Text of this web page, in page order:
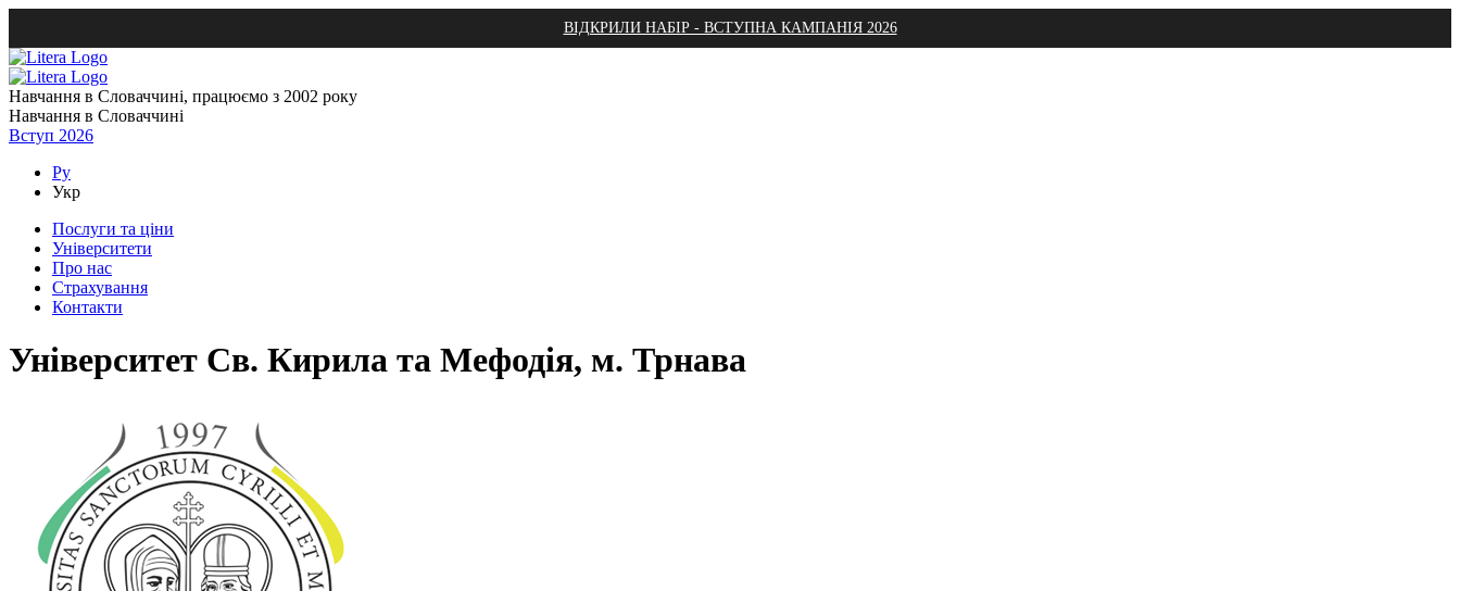
ВІДКРИЛИ НАБІР - ВСТУПНА КАМПАНІЯ 2026
Навчання в Словаччині, працюємо з 2002 року
Навчання в Словаччині
Вступ 2026
Ру
Укр
Послуги та ціни
Університети
Про нас
Страхування
Контакти
Університет Св. Кирила та Мефодія, м. Трнава